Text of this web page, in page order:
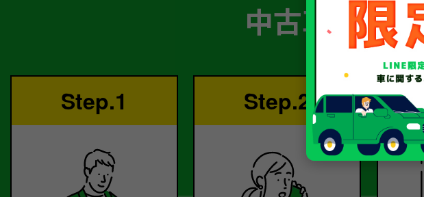
中古車・廃
Step.1 Step.2